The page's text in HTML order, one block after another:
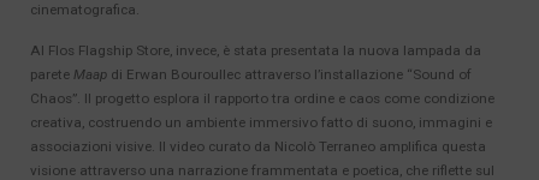
cinematografica.
Al Flos Flagship Store, invece, è stata presentata la nuova lampada da
parete Maap di Erwan Bouroullec attraverso l’installazione “Sound of
Chaos”. Il progetto esplora il rapporto tra ordine e caos come condizione
creativa, costruendo un ambiente immersivo fatto di suono, immagini e
associazioni visive. Il video curato da Nicolò Terraneo amplifica questa
visione attraverso una narrazione frammentata e poetica, che riflette sul